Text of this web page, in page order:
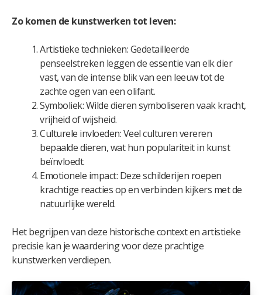
Zo komen de kunstwerken tot leven:
Artistieke technieken: Gedetailleerde
penseelstreken leggen de essentie van elk dier
vast, van de intense blik van een leeuw tot de
zachte ogen van een olifant.
Symboliek: Wilde dieren symboliseren vaak kracht,
vrijheid of wijsheid.
Culturele invloeden: Veel culturen vereren
bepaalde dieren, wat hun populariteit in kunst
beïnvloedt.
Emotionele impact: Deze schilderijen roepen
krachtige reacties op en verbinden kijkers met de
natuurlijke wereld.
Het begrijpen van deze historische context en artistieke
precisie kan je waardering voor deze prachtige
kunstwerken verdiepen.